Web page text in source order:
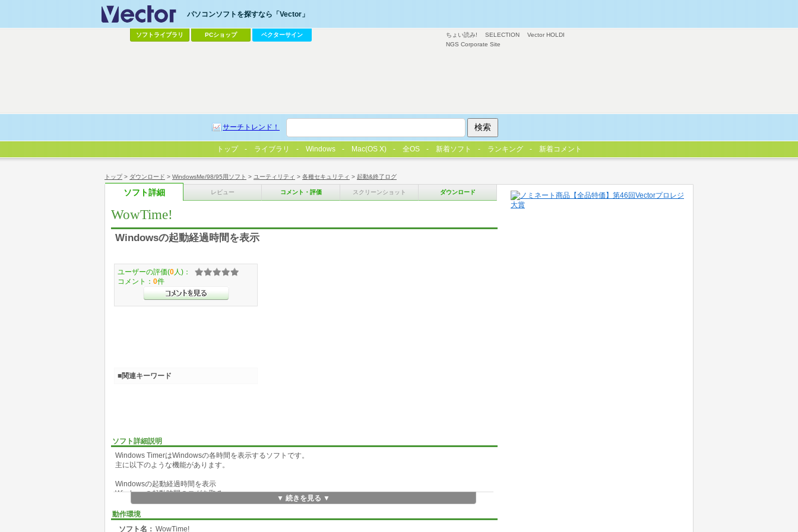
トップ> ダウンロード > WindowsMe/98/95用ソフト > ユーティリティ > 各種セキュリティ > 起動&終了ログ
ソフト詳細 レビュー コメント・評価 スクリーンショット ダウンロード
WowTime!
Windowsの起動経過時間を表示
ソフト詳細説明
Windows TimerはWindowsの各時間を表示するソフトです。
主に以下のような機能があります。
Windowsの起動経過時間を表示
Windowsの起動時間のログを取る
現在時刻を表示
今日の日付を表示
時報を鳴らす
▼ 続きを見る ▼
動作環境
ソフト名： WowTime!
ユーザーの評価(0 人)：
コメント： 0件
■関連キーワード
ちょい読み! SELECTION
Vector HOLDI
NGS Corporate Site
パソコンソフトを探すなら「Vector」
ソフトライブラリ PCショップ ベクターサイン
サーチトレンド！
トップ ライブラリ Windows Mac(OS X) 全OS 新着ソフト ランキング 新着コメント